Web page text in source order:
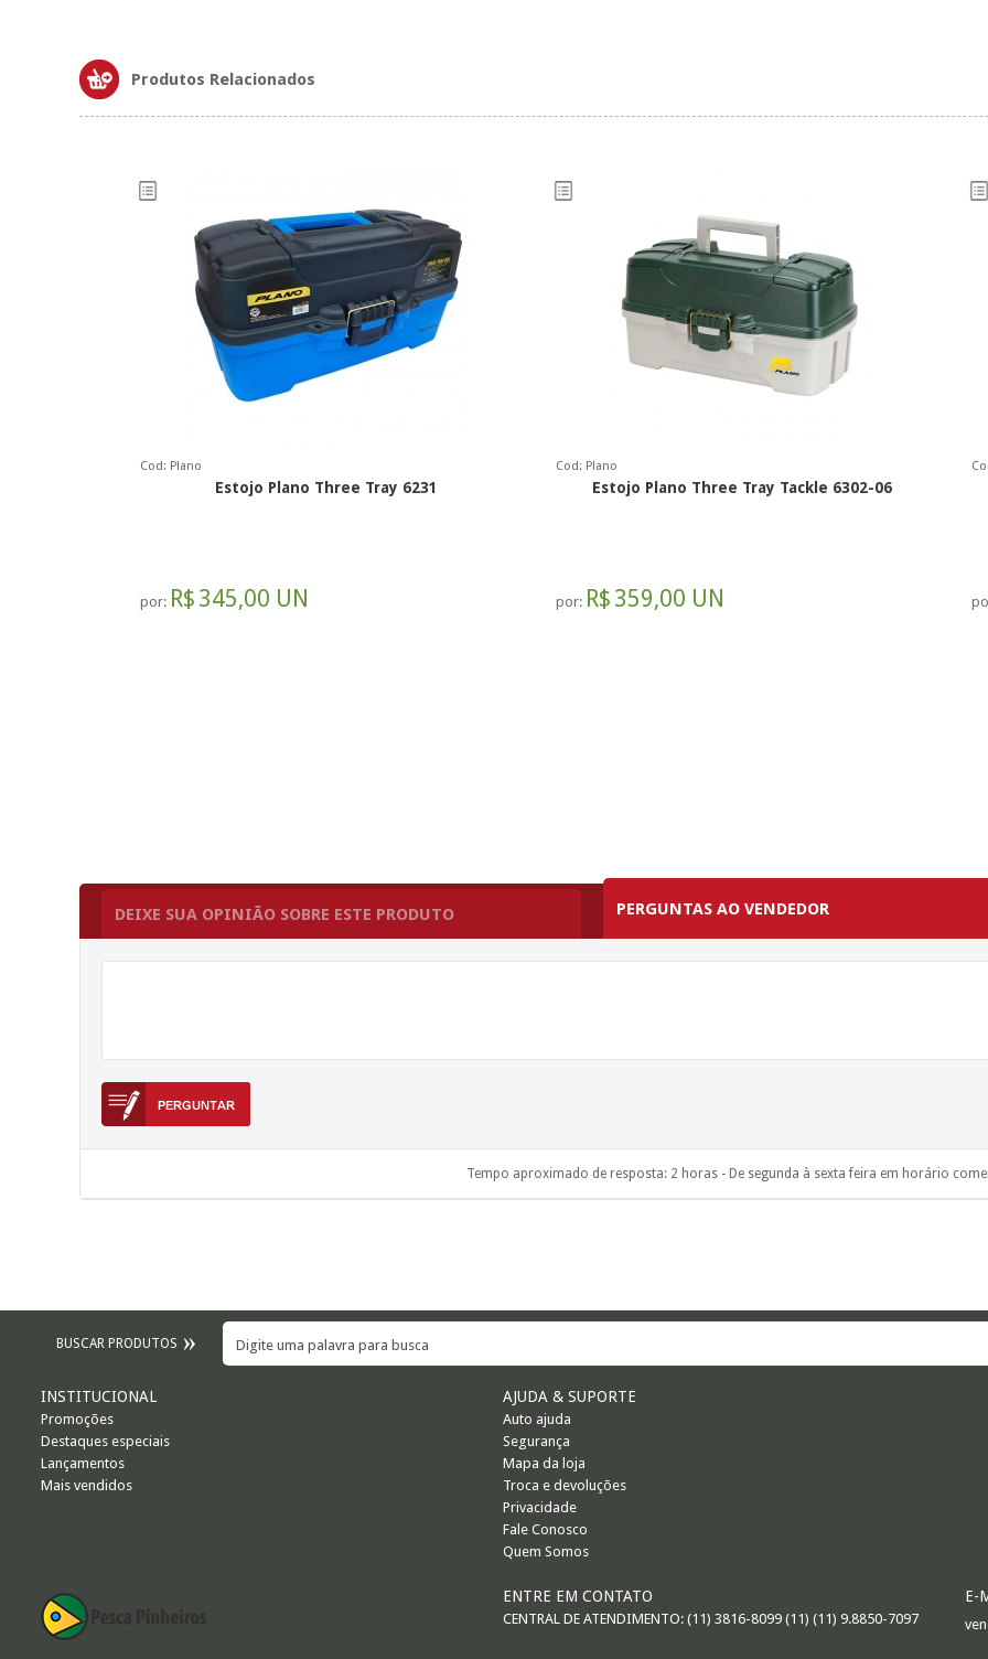
Produtos Relacionados
Cod: Plano
Estojo Plano Three Tray 6231
por: R$ 345,00 UN
Cod: Plano
Estojo Plano Three Tray Tackle 6302-06
por: R$ 359,00 UN
DEIXE SUA OPINIÃO SOBRE ESTE PRODUTO PERGUNTAS AO VENDEDOR
Tempo aproximado de resposta: 2 horas - De segunda à sexta feira em horário
BUSCAR PRODUTOS
INSTITUCIONAL
Promoções
Destaques especiais
Lançamentos
Mais vendidos
AJUDA & SUPORTE
Auto ajuda
Segurança
Mapa da loja
Troca e devoluções
Privacidade
Fale Conosco
Quem Somos
ENTRE EM CONTATO
CENTRAL DE ATENDIMENTO: (11) 3816-8099 (11) (11) 9.8850-7097
E-